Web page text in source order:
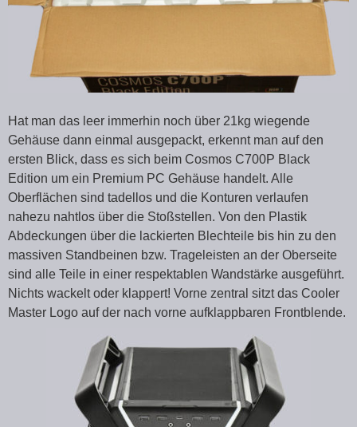
Hat man das leer immerhin noch über 21kg wiegende
Gehäuse dann einmal ausgepackt, erkennt man auf den
ersten Blick, dass es sich beim Cosmos C700P Black
Edition um ein Premium PC Gehäuse handelt. Alle
Oberflächen sind tadellos und die Konturen verlaufen
nahezu nahtlos über die Stoßstellen. Von den Plastik
Abdeckungen über die lackierten Blechteile bis hin zu den
massiven Standbeinen bzw. Trageleisten an der Oberseite
sind alle Teile in einer respektablen Wandstärke ausgeführt.
Nichts wackelt oder klappert! Vorne zentral sitzt das Cooler
Master Logo auf der nach vorne aufklappbaren Frontblende.